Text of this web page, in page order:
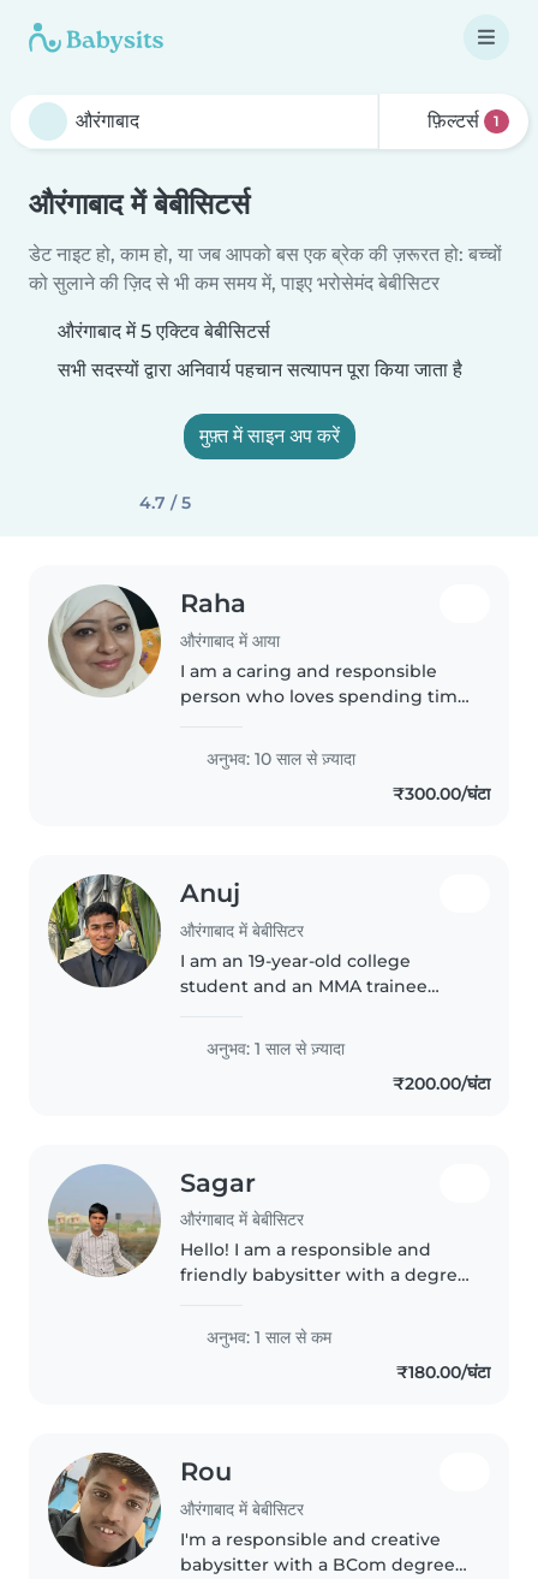
फ़िल्टर्स 1
औरंगाबाद में बेबीसिटर्स
डेट नाइट हो, काम हो, या जब आपको बस एक ब्रेक की ज़रूरत हो: बच्चों
को सुलाने की ज़िद से भी कम समय में, पाइए भरोसेमंद बेबीसिटर
औरंगाबाद में 5 एक्टिव बेबीसिटर्स
सभी सदस्यों द्वारा अनिवार्य पहचान सत्यापन पूरा किया जाता है
मुफ़्त में साइन अप करें
4.7 / 5
Raha
औरंगाबाद में आया
I am a caring and responsible
person who loves spending time
them learn, play, and grow in a
safe and happy environment.
and experienced and reliable..
अनुभव: 10 साल से ज़्यादा
₹300.00/घंटा
Anuj
औरंगाबाद में बेबीसिटर
I am an 19-year-old college
student and an MMA trainee
responsibility, and fitness. I enjoy
spending time with children
अनुभव: 1 साल से ज़्यादा
₹200.00/घंटा
Sagar
औरंगाबाद में बेबीसिटर
Hello! I am a responsible and
friendly babysitter with a degree
comfortable with pets and can
assist with homework and
chores. I enjoy drawing, reading,
अनुभव: 1 साल से कम
₹180.00/घंटा
Rou
औरंगाबाद में बेबीसिटर
I'm a responsible and creative
babysitter with a BCom degree,